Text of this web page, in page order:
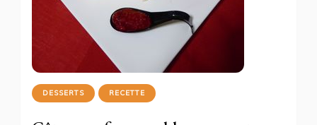
DESSERTS RECETTE